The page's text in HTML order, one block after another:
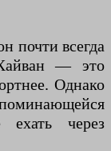
почти всегда
— это
Однако
ехать через